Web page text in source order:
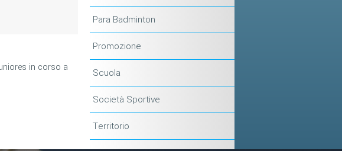
in corso a
Para Badminton
Promozione
Scuola
Società Sportive
Territorio